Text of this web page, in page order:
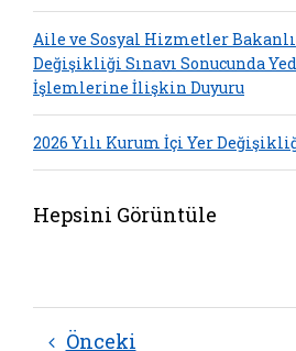
Aile ve Sosyal Hizmetler
Değişikliği Sınavı Sonucunda
İşlemlerine İlişkin Duyuru
2026 Yılı Kurum İçi Yer
Hepsini Görüntüle
Önceki